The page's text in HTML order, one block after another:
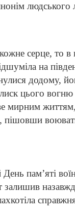
серце, то в
на півд
додому,
цього
мирним життям,
пішовши
пам’яті
залишив